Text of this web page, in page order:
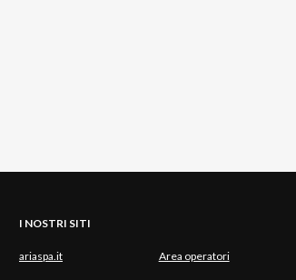
I NOSTRI SITI
ariaspa.it Area operatori